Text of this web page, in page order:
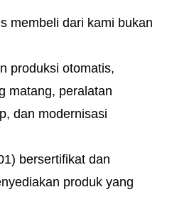
membeli dari kami bukan
produksi otomatis,
matang, peralatan
dan modernisasi
bersertifikat dan
produk yang